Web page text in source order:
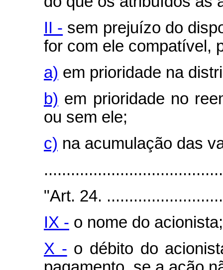
II - sem prejuízo do
for com ele compatível,
a) em prioridade na
b) em prioridade no
ou sem ele;
c) na acumulação das
"Art. 24.
IX - o nome do acionista;
X - o débito do